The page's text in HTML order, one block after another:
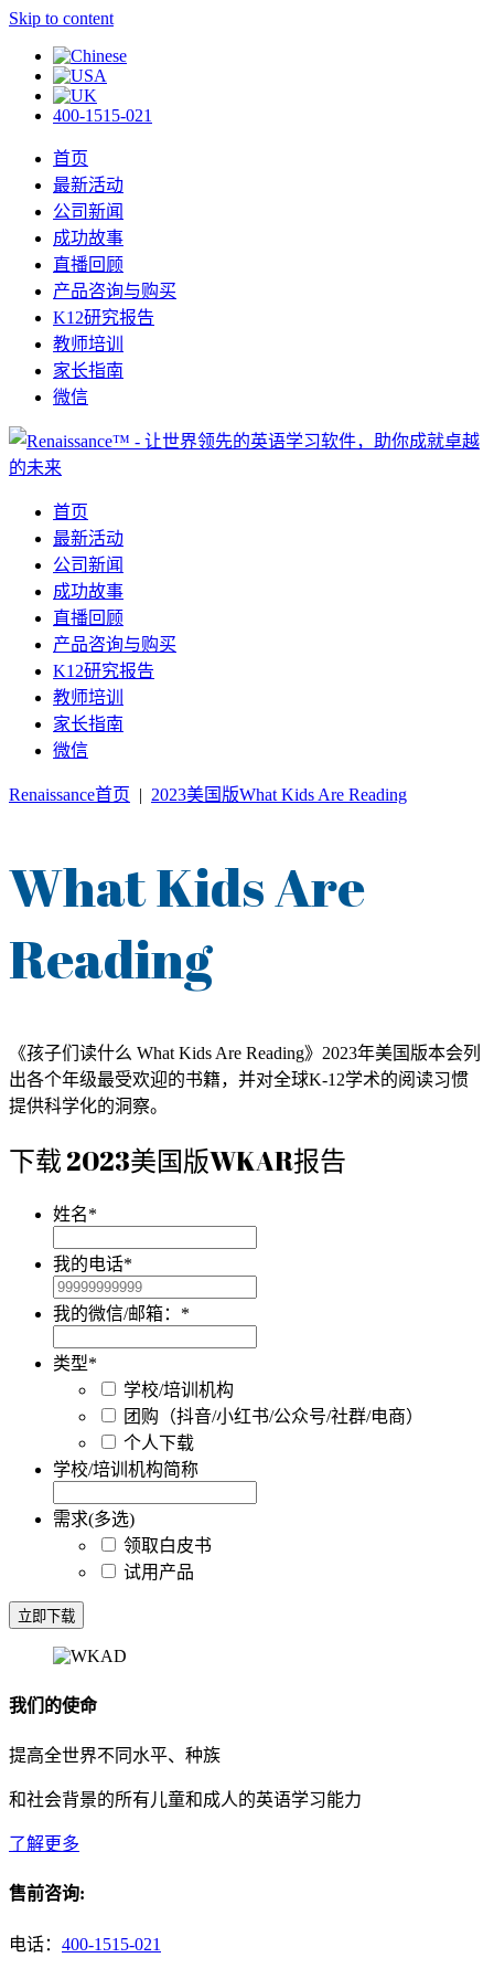
Skip to content
400-1515-021
首页
最新活动
公司新闻
成功故事
直播回顾
产品咨询与购买
K12研究报告
教师培训
家长指南
微信
首页
最新活动
公司新闻
成功故事
直播回顾
产品咨询与购买
K12研究报告
教师培训
家长指南
微信
Renaissance首页 | 2023美国版What Kids Are Reading
What Kids Are
Reading
《孩子们读什么 What Kids Are Reading》2023年美国版本会列
出各个年级最受欢迎的书籍，并对全球K-12学术的阅读习惯
提供科学化的洞察。
下载 2023美国版WKAR报告
姓名*
我的电话*
我的微信/邮箱： *
类型*
学校/培训机构
团购（抖音/小红书/公众号/社群/电商）
个人下载
学校/培训机构简称
需求(多选)
领取白皮书
试用产品
立即下载
我们的使命
提高全世界不同水平、种族
和社会背景的所有儿童和成人的英语学习能力
了解更多
售前咨询:
电话： 400-1515-021